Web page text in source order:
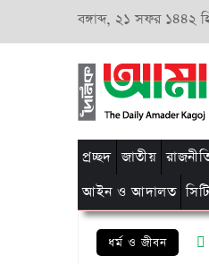
বঙ্গাব্দ, ২১ সফর ১৪৪২
প্রচ্ছদ জাতীয়
আইন ও আদালত
ধর্ম ও জীবন